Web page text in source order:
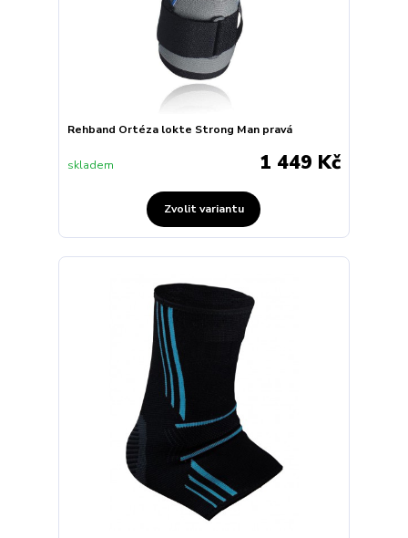
Rehband Ortéza lokte Strong Man pravá
1 449 Kč
skladem
Zvolit variantu